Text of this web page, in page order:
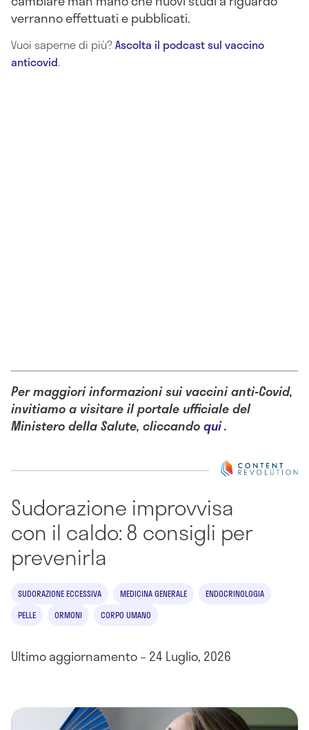
verranno effettuati e pubblicati.
Vuoi saperne di più?Ascolta il podcast sul vaccino
anticovid.
Per maggiori informazioni sui vaccini anti-Covid,
invitiamo a visitare il portale ufficiale del
Ministero della Salute, cliccandoqui.
Sudorazione improvvisa
con il caldo: 8 consigli per
prevenirla
SUDORAZIONE ECCESSIVA MEDICINA GENERALE
ENDOCRINOLOGIA
PELLE
ORMONI CORPO UMANO
Ultimo aggiornamento – 24 Luglio, 2026